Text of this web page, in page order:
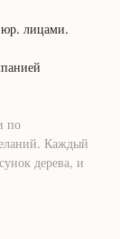
юр. лицами.
по
Каждый
дерева, и